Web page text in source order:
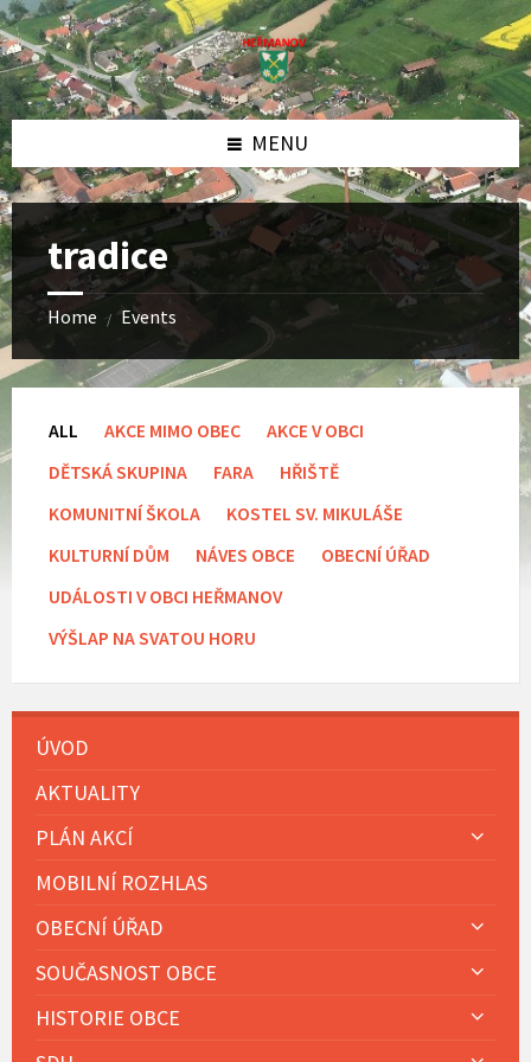
Skip
to
content
Skip
to
left
sidebar
Skip
to
footer
MENU
tradice
Home / Events
ALL AKCE MIMO OBEC
AKCE V OBCI
DĚTSKÁ SKUPINA
FARA
HŘIŠTĚ
KOMUNITNÍ ŠKOLA
KOSTEL SV. MIKULÁŠE
KULTURNÍ DŮM
NÁVES OBCE
OBECNÍ ÚŘAD
UDÁLOSTI V OBCI HEŘMANOV
VÝŠLAP NA SVATOU HORU
ÚVOD
AKTUALITY
PLÁN AKCÍ
MOBILNÍ ROZHLAS
OBECNÍ ÚŘAD
SOUČASNOST OBCE
HISTORIE OBCE